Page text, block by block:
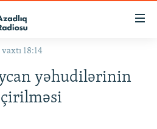
18:14
yəhudilərinin